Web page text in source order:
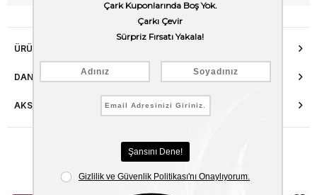
ÜRÜN ÖZELLIKLERI
DANIŞMA HATTI
AKSESUAR ONARIMI
Benzer Ürünler